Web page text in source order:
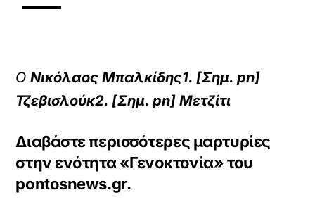
ΟΝικόλαος Μπαλκίδης1. [Σημ. pn]
Τζεβισλούκ2. [Σημ. pn]Μετζίτι
Διαβάστε περισσότερες μαρτυρίες
στην ενότητα «Γενοκτονία» του
pontosnews.gr.